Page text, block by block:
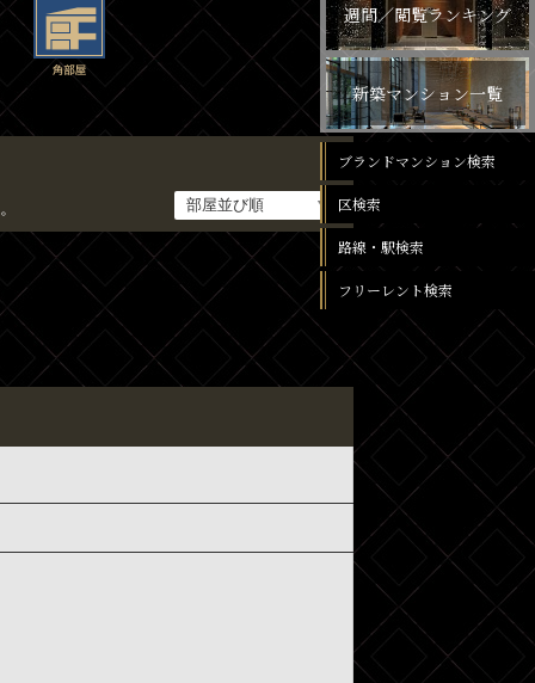
週間／閲覧ランキング
新築マンション一覧
ブランドマンション検索
区検索
路線・駅検索
フリーレント検索